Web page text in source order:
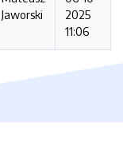
Jaworski
2025
11:06